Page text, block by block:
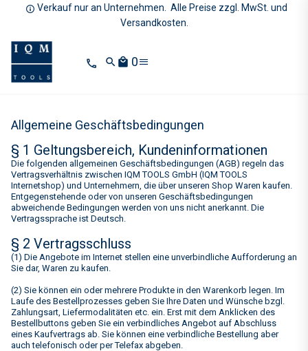
Verkauf nur an Unternehmen. Alle Preise zzgl. MwSt. und
Versandkosten.
search local_mall 0
Allgemeine Geschäftsbedingungen
§ 1 Geltungsbereich, Kundeninformationen
Die folgenden allgemeinen Geschäftsbedingungen (AGB) regeln das
Vertragsverhältnis zwischen IQM TOOLS GmbH (IQM TOOLS
Internetshop) und Unternehmern, die über unseren Shop Waren kaufen.
Entgegenstehende oder von unseren Geschäftsbedingungen
abweichende Bedingungen werden von uns nicht anerkannt. Die
Vertragssprache ist Deutsch.
§ 2 Vertragsschluss
(1) Die Angebote im Internet stellen eine unverbindliche Aufforderung an
Sie dar, Waren zu kaufen.
(2) Sie können ein oder mehrere Produkte in den Warenkorb legen. Im
Laufe des Bestellprozesses geben Sie Ihre Daten und Wünsche bzgl.
Zahlungsart, Liefermodalitäten etc. ein. Erst mit dem Anklicken des
Bestellbuttons geben Sie ein verbindliches Angebot auf Abschluss
eines Kaufvertrags ab. Sie können eine verbindliche Bestellung aber
auch telefonisch oder per Telefax abgeben.